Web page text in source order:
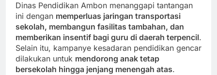
Dinas Pendidikan Ambon menanggapi tantangan
ini dengan memperluas jaringan transportasi
sekolah, membangun fasilitas tambahan, dan
memberikan insentif bagi guru di daerah terpencil.
Selain itu, kampanye kesadaran pendidikan gencar
dilakukan untuk mendorong anak tetap
bersekolah hingga jenjang menengah atas.